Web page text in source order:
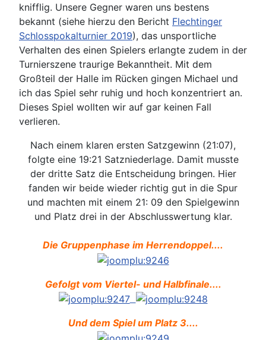
knifflig. Unsere Gegner waren uns bestens
bekannt (siehe hierzu den Bericht Flechtinger
Schlosspokalturnier 2019), das unsportliche
Verhalten des einen Spielers erlangte zudem in der
Turnierszene traurige Bekanntheit. Mit dem
Großteil der Halle im Rücken gingen Michael und
ich das Spiel sehr ruhig und hoch konzentriert an.
Dieses Spiel wollten wir auf gar keinen Fall
verlieren.
Nach einem klaren ersten Satzgewinn (21:07),
folgte eine 19:21 Satzniederlage. Damit musste
der dritte Satz die Entscheidung bringen. Hier
fanden wir beide wieder richtig gut in die Spur
und machten mit einem 21: 09 den Spielgewinn
und Platz drei in der Abschlusswertung klar.
Die Gruppenphase im Herrendoppel....
Gefolgt vom Viertel- und Halbfinale....
Und dem Spiel um Platz 3....